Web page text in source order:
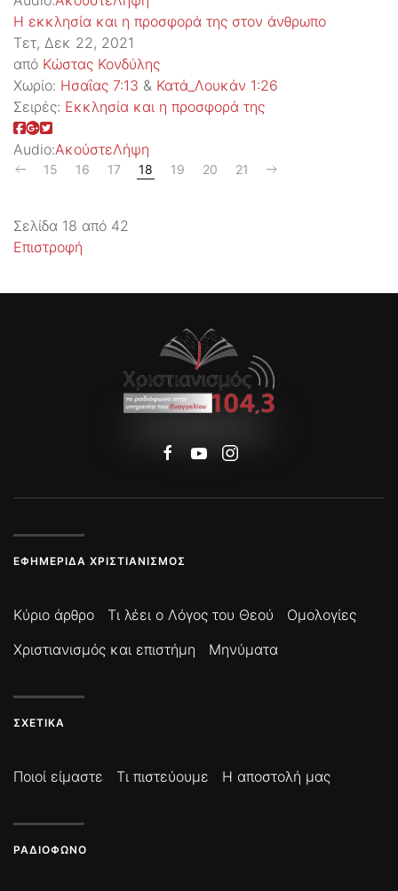
Η εκκλησία και η προσφορά της στον άνθρωπο
Τετ, Δεκ 22, 2021
από Κώστας Κονδύλης
Χωρίο: Ησαΐας 7:13 & Κατά_Λουκάν 1:26
Σειρές: Εκκλησία και η προσφορά της
Audio:ΑκούστεΛήψη
15 16 17 18 19 20 21
Σελίδα 18 από 42
Επιστροφή
ΕΦΗΜΕΡΊΔΑ ΧΡΙΣΤΙΑΝΙΣΜΌΣ
Κύριο άρθρο Τι λέει ο Λόγος του Θεού
Ομολογίες
Χριστιανισμός και επιστήμη
Μηνύματα
ΣΧΕΤΙΚΆ
Ποιοί είμαστε Τι πιστεύουμε Η αποστολή μας
ΡΑΔΙΌΦΩΝΟ